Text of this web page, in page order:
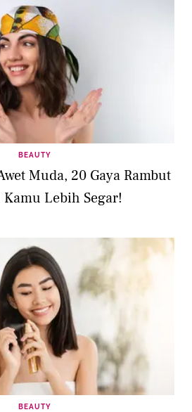
BEAUTY
Muda, 20 Gaya Rambut
Lebih Segar!
BEAUTY